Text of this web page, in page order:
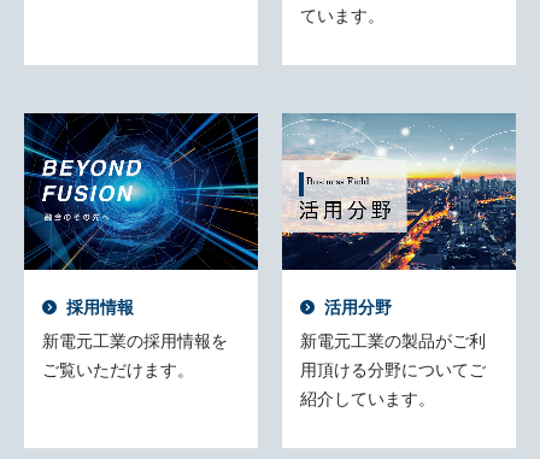
ています。
採用情報
新電元工業の採用情報を
ご覧いただけます。
活用分野
新電元工業の製品がご利
用頂ける分野についてご
紹介しています。